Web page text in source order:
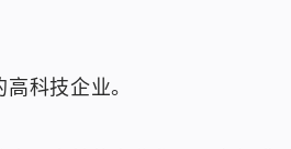
科技企业。